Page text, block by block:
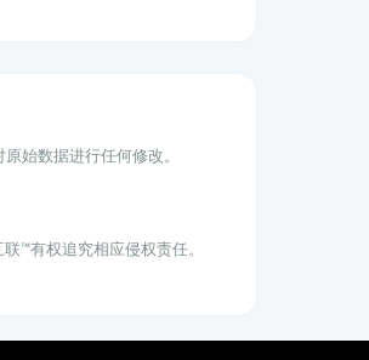
始数据进行任何修改。
™有权追究相应侵权责任。